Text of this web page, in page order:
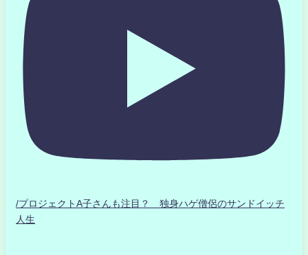
/プロジェクトA子さんも注目？ 独身ハゲ僧侶のサンドイッチ
人生